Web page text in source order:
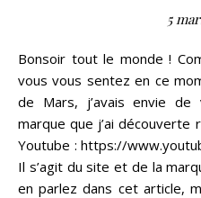
5
Bonsoir tout le monde ! Comment allez-vous ? Comment
vous vous sentez en ce
de Mars, j’avais envie de
marque que j’ai découverte
Youtube : https://
Il s’agit du site et de la
en parlez dans cet article,